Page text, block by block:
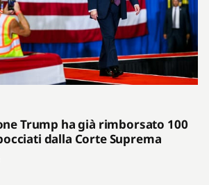
Trump ha già rimborsato 100
dalla Corte Suprema